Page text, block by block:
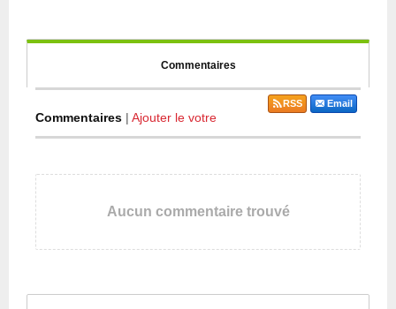
Commentaires
Commentaires | Ajouter le votre
Email
RSS
Aucun commentaire trouvé